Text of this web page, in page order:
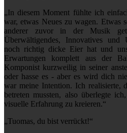
„In diesem Moment fühlte ich
war, etwas Neues zu wagen. Etwas
anderer zuvor in der Musik
Überwältigendes, Innovatives und
noch richtig dicke Eier hat und
Erwartungen komplett aus der
Komponist kurzweilig in seiner
oder hasse es - aber es wird dich
war meine Intention. Ich realisierte,
betreten mussten, also überlegte
visuelle Erfahrung zu kreieren.“
„Tuomas, du bist verrückt!“